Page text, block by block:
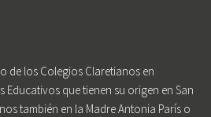
de los Colegios Claretianos en
Educativos que tienen su origen en San
también en la Madre Antonia París o